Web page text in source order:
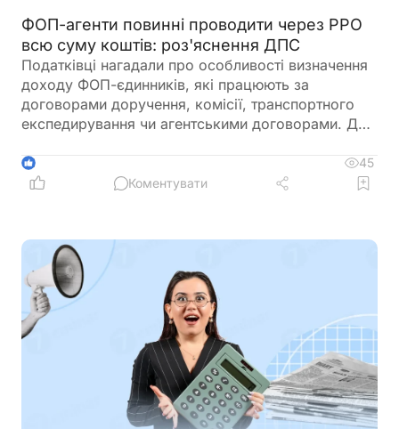
ФОП-агенти повинні проводити через РРО
всю суму коштів: роз'яснення ДПС
Податківці нагадали про особливості визначення
доходу ФОП-єдинників, які працюють за
договорами доручення, комісії, транспортного
експедирування чи агентськими договорами. Для
є лише сума отриманої винагороди. Водночас при
здійсненні розрахункових операцій через РРО
винагороду. ДПС також наголосила, що
застосування РРО/ПРРО для таких ФОП є
обов'язковим незалежно від обсягу доходу,
якщо вони не використовують виключно
безготівкові розрахунки
1
45
Коментувати